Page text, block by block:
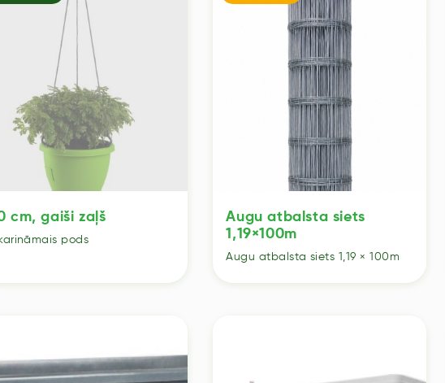
cm, gaiši zaļš
pods
Augu atbalsta siets
1,19×100m
Augu atbalsta siets 1,19 × 100m